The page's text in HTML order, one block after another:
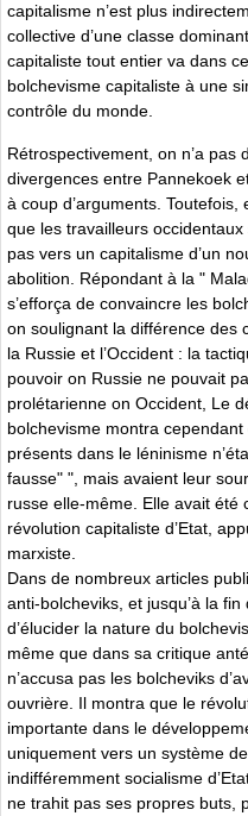
capitalisme n’est plus
collective d’une classe
capitaliste tout entier va dans
bolchevisme capitaliste à une
contrôle du monde.
Rétrospectivement, on n’a
divergences entre Pannekoek
à coup d’arguments.
que les travailleurs
pas vers un capitalisme d’un
abolition. Répondant à la "
s’efforça de convaincre les
on soulignant la différence des
la Russie et l’Occident : la
pouvoir on Russie ne pouvait
prolétarienne on Occident, Le
bolchevisme montra
présents dans le léninisme
fausse" ", mais avaient leur
russe elle-même. Elle avait été
révolution capitaliste d’Etat,
marxiste.
Dans de nombreux articles
anti-bolcheviks, et jusqu’à la
d’élucider la nature du
même que dans sa critique
n’accusa pas les bolcheviks
ouvrière. Il montra que le
importante dans le
uniquement vers un système
indifféremment socialisme
ne trahit pas ses propres buts,